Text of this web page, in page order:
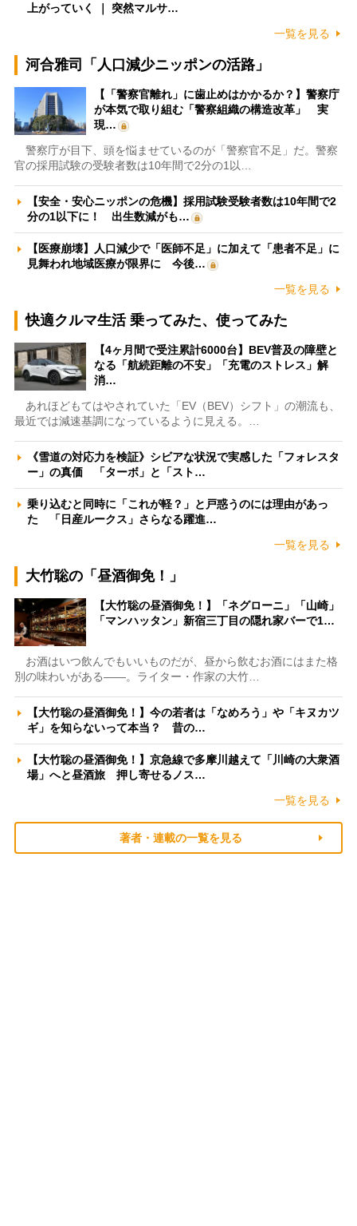
上がっていく ｜ 突然マルサ…
一覧を見る
河合雅司「人口減少ニッポンの活路」
【「警察官離れ」に歯止めはかかるか？】警察庁
が本気で取り組む「警察組織の構造改革」 実
現…
警察庁が目下、頭を悩ませているのが「警察官不足」だ。警察
官の採用試験の受験者数は10年間で2分の1以…
【安全・安心ニッポンの危機】採用試験受験者数は10年間で2
分の1以下に！ 出生数減がも…
【医療崩壊】人口減少で「医師不足」に加えて「患者不足」に
見舞われ地域医療が限界に 今後…
一覧を見る
快適クルマ生活 乗ってみた、使ってみた
【4ヶ月間で受注累計6000台】BEV普及の障壁と
なる「航続距離の不安」「充電のストレス」解
消…
あれほどもてはやされていた「EV（BEV）シフト」の潮流も、
最近では減速基調になっているように見える。…
《雪道の対応力を検証》シビアな状況で実感した「フォレスタ
ー」の真価 「ターボ」と「スト…
乗り込むと同時に「これが軽？」と戸惑うのには理由があっ
た 「日産ルークス」さらなる躍進…
一覧を見る
大竹聡の「昼酒御免！」
【大竹聡の昼酒御免！】「ネグローニ」「山崎」
「マンハッタン」新宿三丁目の隠れ家バーで1…
お酒はいつ飲んでもいいものだが、昼から飲むお酒にはまた格
別の味わいがある――。ライター・作家の大竹…
【大竹聡の昼酒御免！】今の若者は「なめろう」や「キヌカツ
ギ」を知らないって本当？ 昔の…
【大竹聡の昼酒御免！】京急線で多摩川越えて「川崎の大衆酒
場」へと昼酒旅 押し寄せるノス…
一覧を見る
著者・連載の一覧を見る